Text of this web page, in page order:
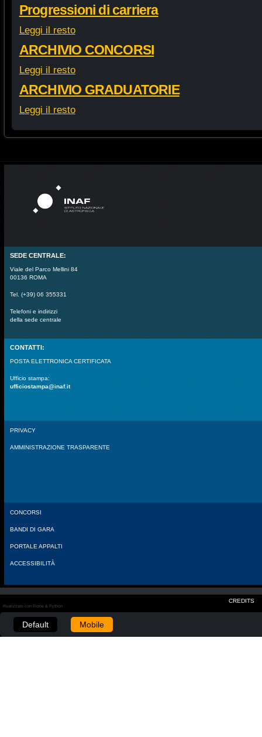
Progressioni di carriera
Leggi il resto
ARCHIVIO CONCORSI
Leggi il resto
ARCHIVIO GRADUATORIE
Leggi il resto
SEDE CENTRALE:
Viale del Parco Mellini 84
00136 ROMA
Tel. (+39) 06 355331
Telefoni e indirizzi
della sede centrale
CONTATTI:
POSTA ELETTRONICA CERTIFICATA
Ufficio stampa:
ufficiostampa@inaf.it
PRIVACY
AMMINISTRAZIONE TRASPARENTE
CONCORSI
BANDI DI GARA
PORTALE APPALTI
ACCESSIBILITÀ
CREDITS
Realizzato con Plone & Python
Default Mobile